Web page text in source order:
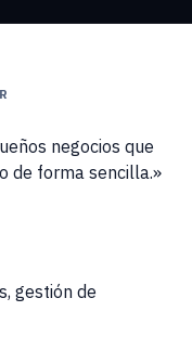
negocios que
de forma sencilla.»
gestión de